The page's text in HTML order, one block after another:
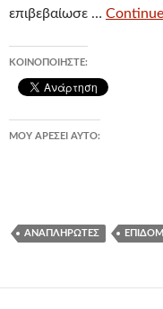
επιβεβαίωσε … Continue
ΚΟΙΝΟΠΟΙΉΣΤΕ:
ΜΟΥ ΑΡΈΣΕΙ ΑΥΤΌ:
ΑΝΑΠΛΗΡΩΤΈΣ